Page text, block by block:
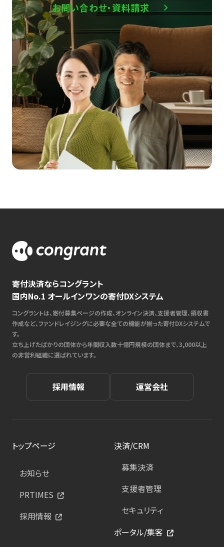
お問い合わせ・資料請求
寄付決済ならコングラント
国内No.1 オールインワンの寄付DXシステム
コングラントは、寄付募集ページの作成、オンライン決済、支援者管理、領収書
作成など、ファンドレイジングに必要な全ての機能が揃った寄付DXシステムで
す。
立ち上げたばかりの団体から年間収入数十億円規模の団体まで、3,000以上
の非営利組織に選ばれています。
採用情報 運営会社
トップページ
お知らせ
PRTIMES
採用情報
決済/CRM
募集決済
支援者管理
セキュリティ
ポータル/集客